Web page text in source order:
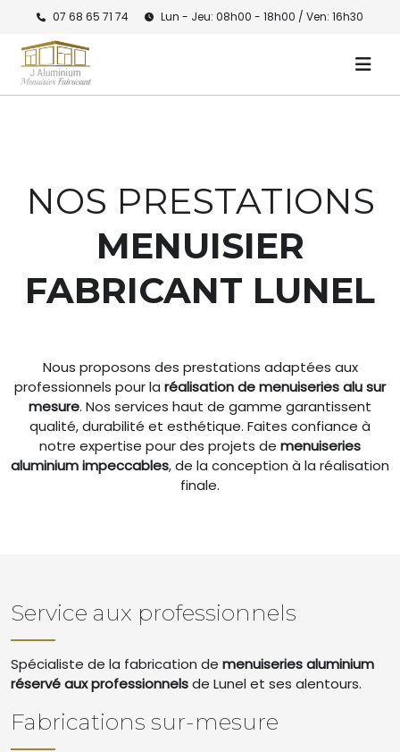
07 68 65 71 74 Lun - Jeu: 08h00 - 18h00 / Ven: 16h30
NOS PRESTATIONS
MENUISIER
FABRICANT LUNEL
Nous proposons des prestations adaptées aux
professionnels pour la réalisation de menuiseries alu sur
mesure. Nos services haut de gamme garantissent
qualité, durabilité et esthétique. Faites confiance à
notre expertise pour des projets de menuiseries
aluminium impeccables, de la conception à la réalisation
finale.
Service aux professionnels
Spécialiste de la fabrication de menuiseries aluminium
réservé aux professionnelsde Lunel et ses alentours.
Fabrications sur-mesure